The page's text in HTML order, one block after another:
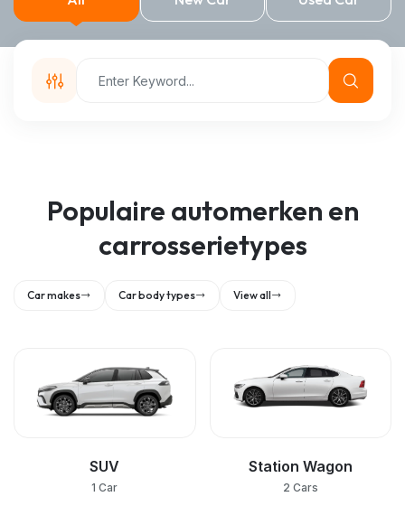
Populaire automerken en
carrosserietypes
Car makes Car body types View all
SUV
1 Car
Station Wagon
2 Cars